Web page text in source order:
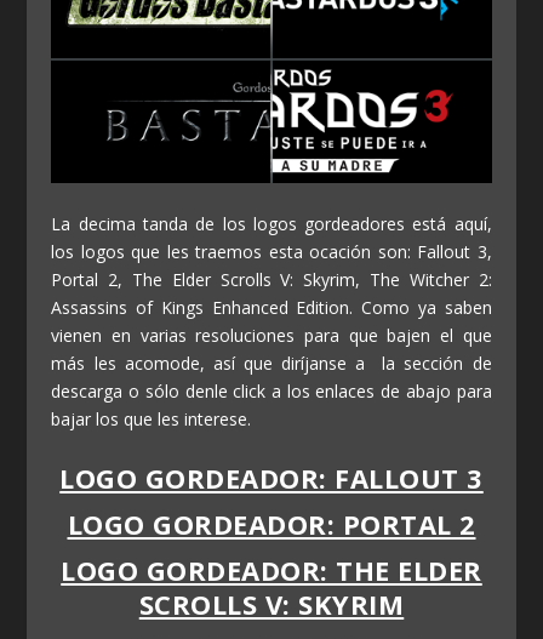
La decima tanda de los logos gordeadores está aquí,
los logos que les traemos esta ocación son: Fallout 3,
Portal 2, The Elder Scrolls V: Skyrim, The Witcher 2:
Assassins of Kings Enhanced Edition. Como ya saben
vienen en varias resoluciones para que bajen el que
más les acomode, así que diríjanse a la sección de
descarga o sólo denle click a los enlaces de abajo para
bajar los que les interese.
LOGO GORDEADOR: FALLOUT 3
LOGO GORDEADOR: PORTAL 2
LOGO GORDEADOR: THE ELDER
SCROLLS V: SKYRIM